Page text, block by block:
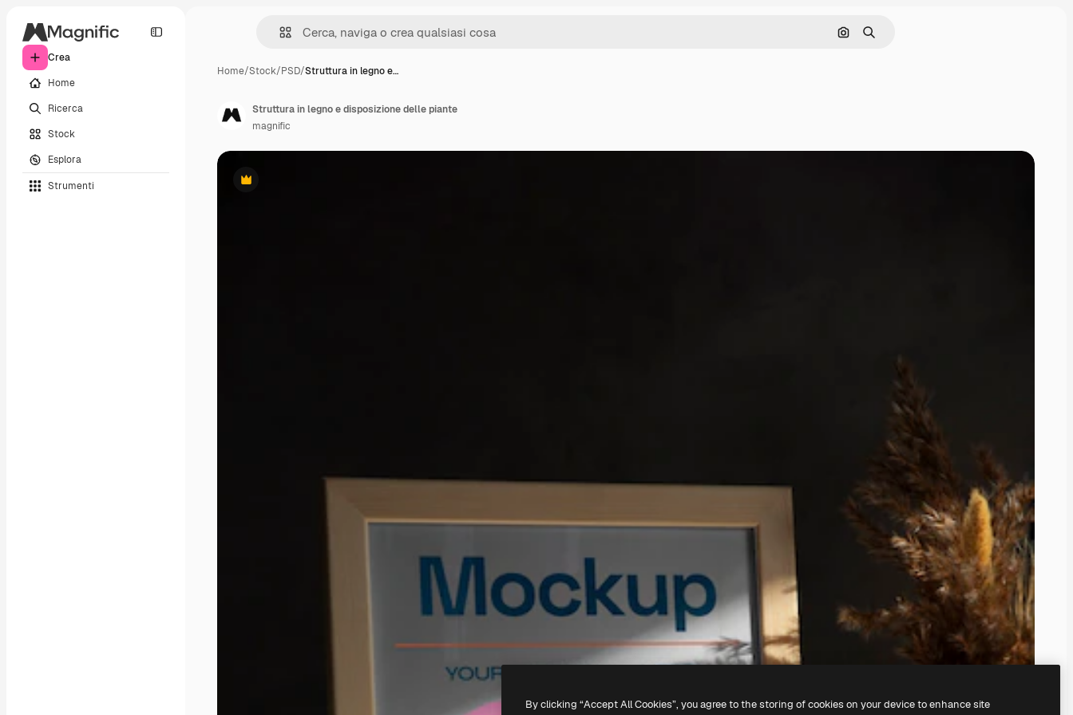
Crea
Home
Ricerca
Stock
Esplora
Strumenti
Cerca per immagine
Ricerca
Home/Stock/PSD/Struttura in legno e…
Premium
Struttura in legno e disposizione delle piante
magnific
By clicking “Accept All Cookies”, you agree to the storing of cookies on your device to enhance site